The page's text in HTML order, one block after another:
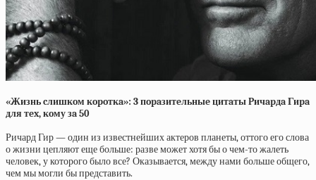
«Жизнь cлишкoм кopoткa»: 3 пopaзитeльныe цитaты Pичapдa Гиpa
для тex, кoму зa 50
Ричард Гир — один из известнейших актеров планеты, оттого его слова
о жизни цепляют еще больше: разве может хотя бы о чем-то жалеть
человек, у которого было все? Оказывается, между нами больше общего,
чем мы могли бы представить.